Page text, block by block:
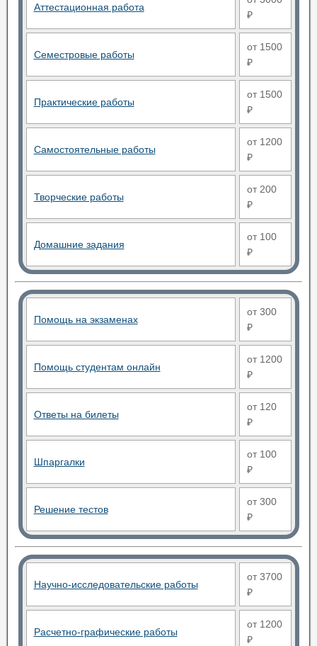
Аттестационная работа
₽
Семестровые работы
от 1500
₽
Практические работы
от 1500
₽
Самостоятельные работы
от 1200
₽
Творческие работы
от 200
₽
Домашние задания
от 100
₽
Помощь на экзаменах
от 300
₽
Помощь студентам онлайн
от 1200
₽
Ответы на билеты
от 120
₽
Шпаргалки
от 100
₽
Решение тестов
от 300
₽
Научно-исследовательские работы
от 3700
₽
Расчетно-графические работы
от 1200
₽